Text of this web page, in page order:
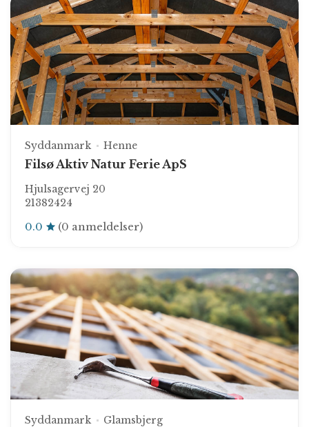
Syddanmark Henne
Filsø Aktiv Natur Ferie ApS
Hjulsagervej 20
21382424
0.0 (0 anmeldelser)
Syddanmark Glamsbjerg